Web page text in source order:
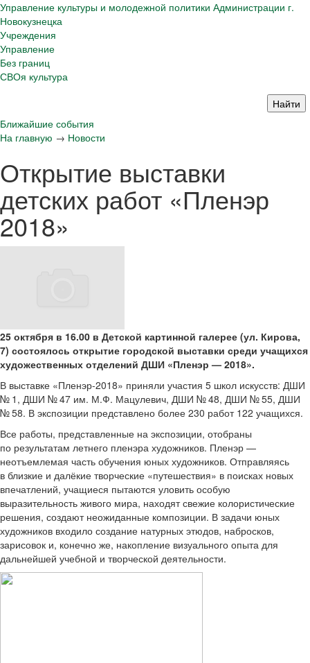
Управление культуры и молодежной политики Администрации г.
Новокузнецка
Учреждения
Управление
Без границ
СВОя культура
Ближайшие события
На главную → Новости
Открытие выставки
детских работ «Пленэр
2018»
25 октября в 16.00 в Детской картинной галерее (ул. Кирова,
7) состоялось открытие городской выставки среди учащихся
художественных отделений ДШИ «Пленэр — 2018».
В выставке «Пленэр-2018» приняли участия 5 школ искусств: ДШИ
№ 1, ДШИ № 47 им. М.Ф. Мацулевич, ДШИ № 48, ДШИ № 55, ДШИ
№ 58. В экспозиции представлено более 230 работ 122 учащихся.
Все работы, представленные на экспозиции, отобраны
по результатам летнего пленэра художников. Пленэр —
неотъемлемая часть обучения юных художников. Отправляясь
в близкие и далёкие творческие «путешествия» в поисках новых
впечатлений, учащиеся пытаются уловить особую
выразительность живого мира, находят свежие колористические
решения, создают неожиданные композиции. В задачи юных
художников входило создание натурных этюдов, набросков,
зарисовок и, конечно же, накопление визуального опыта для
дальнейшей учебной и творческой деятельности.